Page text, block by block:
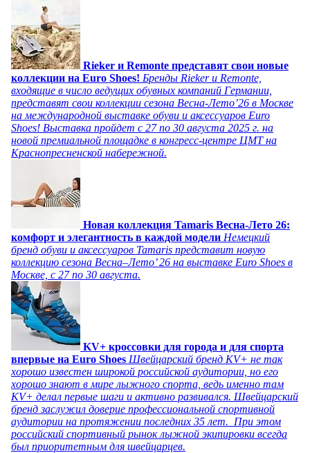
Rieker и Remonte представят свои новые
коллекции на Euro Shoes! Бренды Rieker и Remonte,
входящие в число ведущих обувных компаний Германии,
представят свои коллекции сезона Весна-Лето’26 в Москве
на международной выставке обуви и аксессуаров Euro
Shoes! Выставка пройдет c 27 по 30 августа 2025 г. на
новой премиальной площадке в конгресс-центре ЦМТ на
Краснопресненской набережной.
Новая коллекция Tamaris Весна-Лето 26:
комфорт и элегантность в каждой модели Немецкий
бренд обуви и аксессуаров Tamaris представит новую
коллекцию сезона Весна–Лето’ 26 на выставке Euro Shoes в
Москве, с 27 по 30 августа.
KV+ кроссовки для города и для спорта
впервые на Euro Shoes Швейцарский бренд KV+ не так
хорошо известен широкой российской аудитории, но его
хорошо знают в мире лыжного спорта, ведь именно там
KV+ делал первые шаги и активно развивался. Швейцарский
бренд заслужил доверие профессиональной спортивной
аудитории на протяжении последних 35 лет. При этом
российский спортивный рынок лыжной экипировки всегда
был приоритетным для швейцарцев.